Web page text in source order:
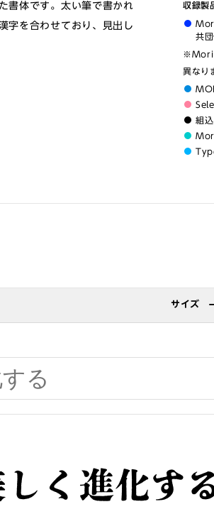
書体です。太い筆で書かれ
字を合わせており、見出し
収録製
共団
異なり
組
サイズ
く進化す